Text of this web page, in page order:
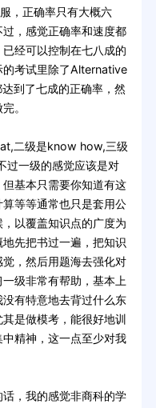
，正确率只有大概六
，感觉正确率和速度都
经可以控制在七八成的
的考试里除了Alternative
到了七成的正确率，然
。
二级是know how,三级
过一级的感觉应该是对
基本只需要你知道有这
等等通常也只是套用公
以覆盖知识点的广度为
先把书过一遍，把知识
，然后用题海去强化对
级非常有帮助，基本上
有特意地去背过什么东
是做模考，能很好地训
精神，这一点至少对我
，我的感觉非商科的学